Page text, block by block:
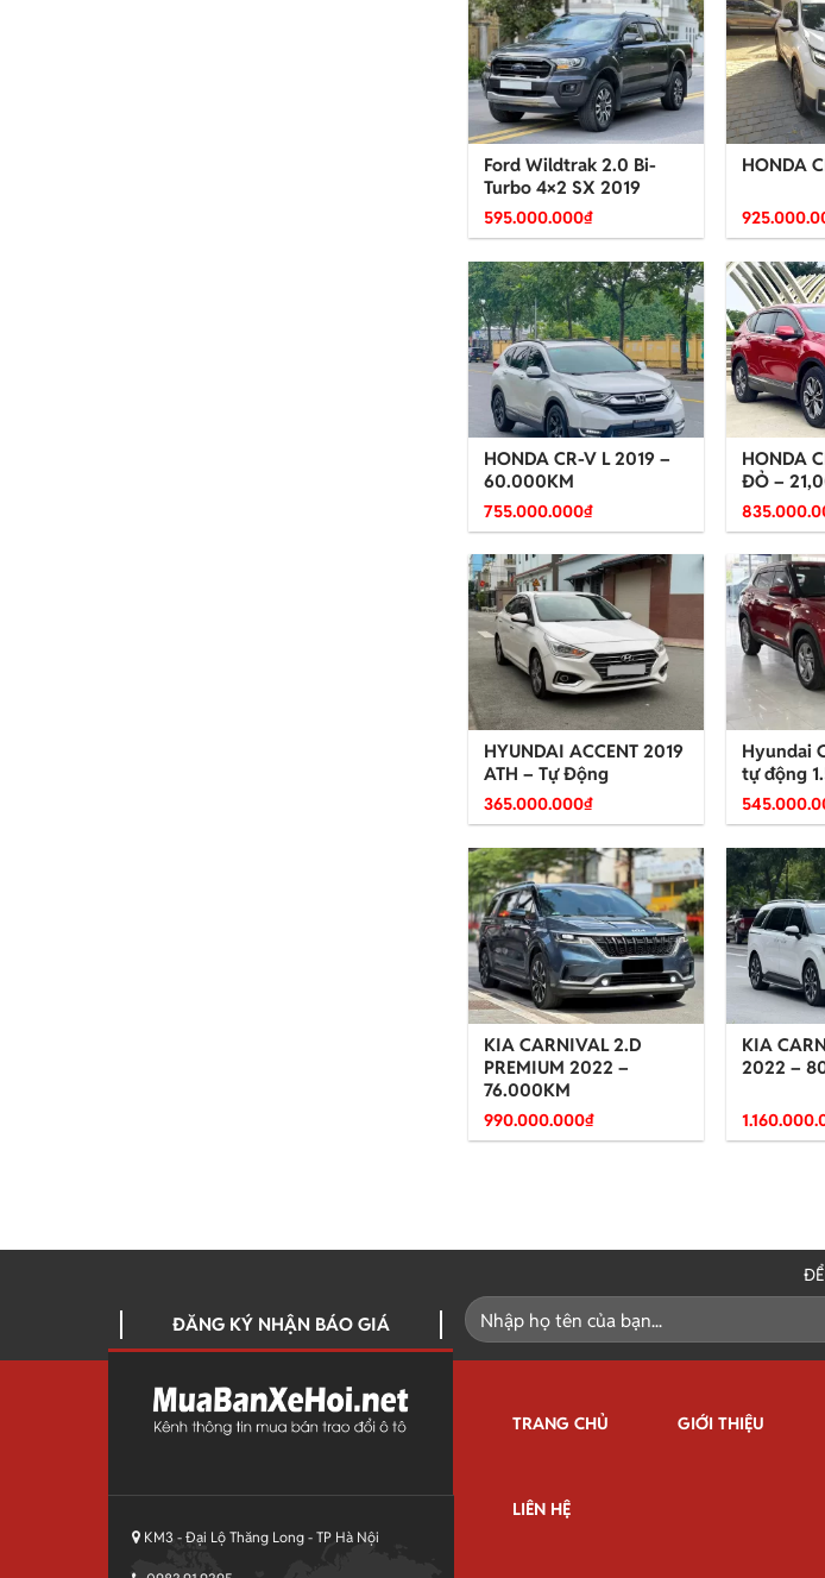
Ford Wildtrak 2.0 Bi-
Turbo 4×2 SX 2019
595.000.000₫
HONDA
HONDA CR-V L 2019 –
60.000KM
755.000.000₫
HONDA
ĐỎ –
HYUNDAI ACCENT 2019
ATH – Tự Động
365.000.000₫
Hyundai
tự động
KIA CARNIVAL 2.D
PREMIUM 2022 –
76.000KM
990.000.000₫
KIA
2022 –
ĐĂNG KÝ NHẬN BÁO GIÁ
TRANG CHỦ GIỚI THIỆU
LIÊN HỆ
KM3 - Đại Lộ Thăng Long - TP Hà Nội